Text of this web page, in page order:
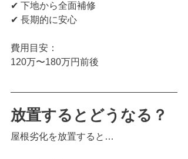
✔ 下地から全面補修
✔ 長期的に安心
費用目安：
120万〜180万円前後
放置するとどうなる？
屋根劣化を放置すると…